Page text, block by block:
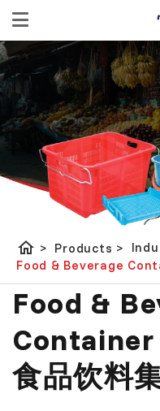
home > Products >
Food & Beverage
Food &
Container
食品饮料